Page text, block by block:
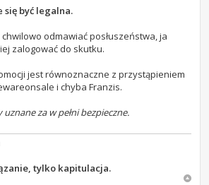
się być legalna.
odmawiać posłuszeństwa, ja
zalogować do skutku.
jest równoznaczne z przystąpieniem
i chyba Franzis.
za w pełni bezpieczne.
tylko kapitulacja.